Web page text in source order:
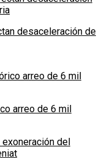
desaceleración de
arreo de 6 mil